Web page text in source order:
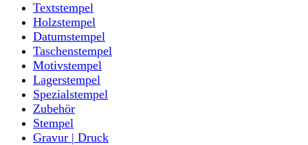
Textstempel
Holzstempel
Datumstempel
Taschenstempel
Motivstempel
Lagerstempel
Spezialstempel
Zubehör
Stempel
Gravur | Druck